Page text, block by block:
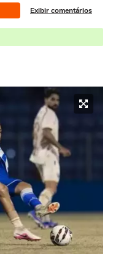
Exibir comentários